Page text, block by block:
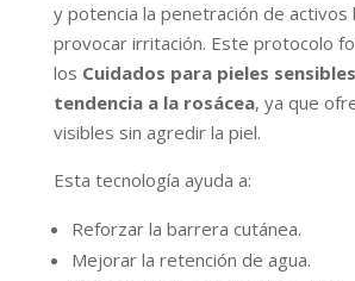
y potencia la penetración de activos
provocar irritación. Este protocolo
los Cuidados para pieles
tendencia a la rosácea, ya que
visibles sin agredir la piel.
Esta tecnología ayuda a:
Reforzar la barrera cutánea.
Mejorar la retención de agua.